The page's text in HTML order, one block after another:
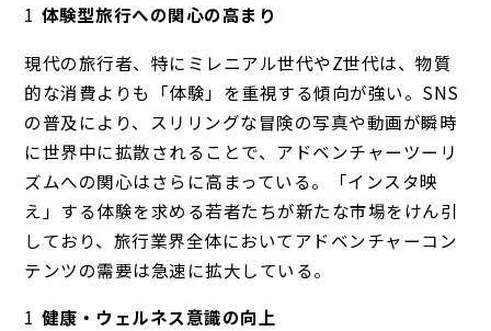
体験型旅行への関心の高まり
現代の旅行者、特にミレニアル世代やZ世代は、物質
的な消費よりも「体験」を重視する傾向が強い。SNS
の普及により、スリリングな冒険の写真や動画が瞬時
に世界中に拡散されることで、アドベンチャーツーリ
ズムへの関心はさらに高まっている。「インスタ映
え」する体験を求める若者たちが新たな市場をけん引
しており、旅行業界全体においてアドベンチャーコン
テンツの需要は急速に拡大している。
健康・ウェルネス意識の向上